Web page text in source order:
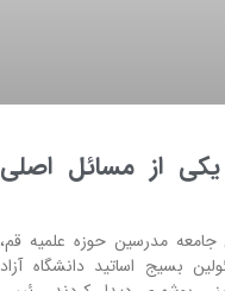
از مسائل اصلی
مدرسین حوزه علمیه قم،
بسیج اساتید دانشگاه آزاد